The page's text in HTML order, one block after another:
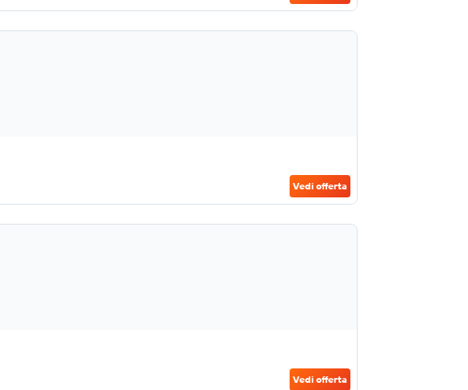
Vedi offerta
Vedi offerta